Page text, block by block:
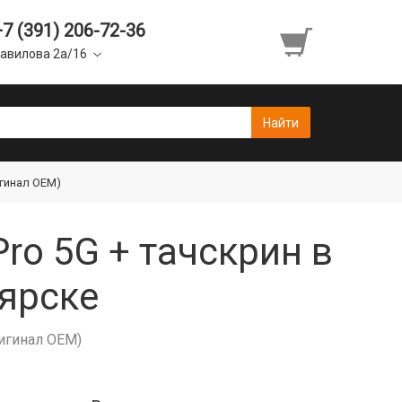
(391) 206-72-36
2а/16
OEM)
5G + тачскрин в
OEM)